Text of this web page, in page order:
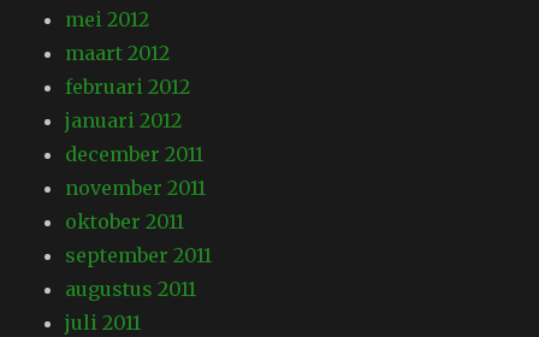
mei 2012
maart 2012
februari 2012
januari 2012
december 2011
november 2011
oktober 2011
september 2011
augustus 2011
juli 2011